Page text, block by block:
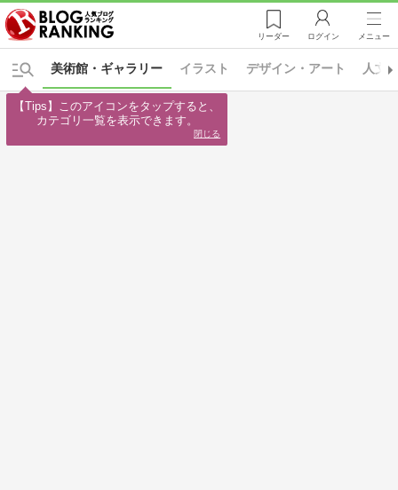
リーダー ログイン メニュー
イラスト デザイン・アート 人文
美術館・ギャラリー
【Tips】このアイコンをタップすると、
カテゴリ一覧を表示できます。
閉じる